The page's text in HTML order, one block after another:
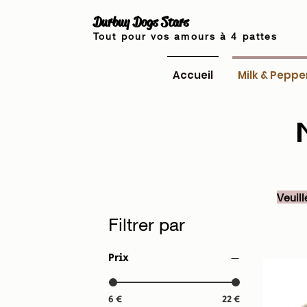
Durbuy Dogs Stars
Tout pour vos amours à 4 pattes
Accueil Milk &
Filtrer par
Prix
6 € 22 €